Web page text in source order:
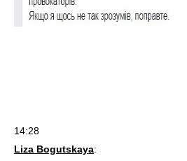
14:28
Liza Bogutskaya: